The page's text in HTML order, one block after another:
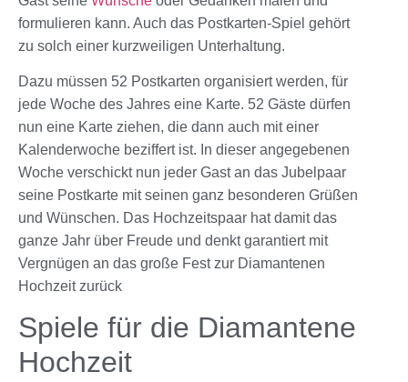
formulieren kann. Auch das Postkarten-Spiel gehört
zu solch einer kurzweiligen Unterhaltung.
Dazu müssen 52 Postkarten organisiert werden, für
jede Woche des Jahres eine Karte. 52 Gäste dürfen
nun eine Karte ziehen, die dann auch mit einer
Kalenderwoche beziffert ist. In dieser angegebenen
Woche verschickt nun jeder Gast an das Jubelpaar
seine Postkarte mit seinen ganz besonderen Grüßen
und Wünschen. Das Hochzeitspaar hat damit das
ganze Jahr über Freude und denkt garantiert mit
Vergnügen an das große Fest zur Diamantenen
Hochzeit zurück
Spiele für die Diamantene
Hochzeit